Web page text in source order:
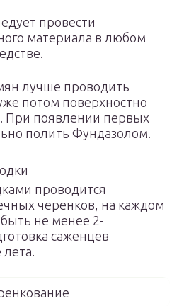
провести
материала в любом
лучше проводить
потом поверхностно
При появлении первых
полить Фундазолом.
проводится
черенков, на каждом
не менее 2-
саженцев